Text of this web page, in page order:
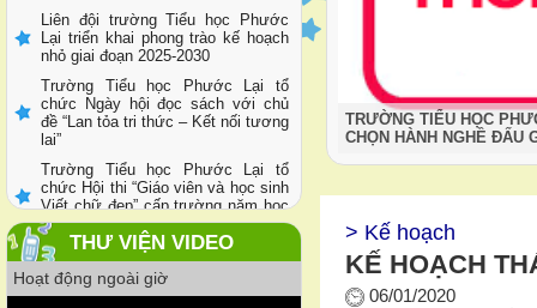
Liên đội trường Tiểu học Phước
Lại triển khai phong trào kế hoạch
nhỏ giai đoạn 2025-2030
Trường Tiểu học Phước Lại tổ
chức Ngày hội đọc sách với chủ
đề “Lan tỏa tri thức – Kết nối tương
lai”
Trường Tiểu học Phước Lại tổ
chức Hội thi “Giáo viên và học sinh
Viết chữ đẹp” cấp trường năm học
2025–2026
Liên đội trường Tiểu học Phước
Lại tổ chức Ngày hội thiếu nhi vui
khoẻ - Tiến bước lên Đoàn năm
THƯ VIỆN VIDEO
Hoạt động ngoài giờ
TRƯỜNG TIỂU HỌC
CHỌN HÀNH NGHỀ ĐẤU
> Kế hoạch
KẾ HOẠCH
06/01/2020